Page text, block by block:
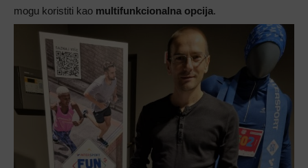
mogu koristiti kao multifunkcionalna opcija.